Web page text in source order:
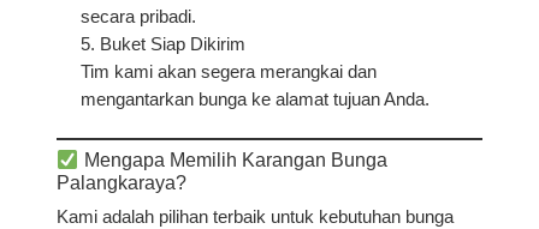
secara pribadi.
Buket Siap Dikirim
Tim kami akan segera merangkai dan
mengantarkan bunga ke alamat tujuan Anda.
Mengapa Memilih Karangan Bunga
Palangkaraya?
Kami adalah pilihan terbaik untuk kebutuhan bunga